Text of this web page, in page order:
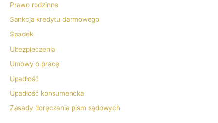
Prawo rodzinne
Sankcja kredytu darmowego
Spadek
Ubezpieczenia
Umowy o pracę
Upadłość
Upadłość konsumencka
Zasady doręczania pism sądowych